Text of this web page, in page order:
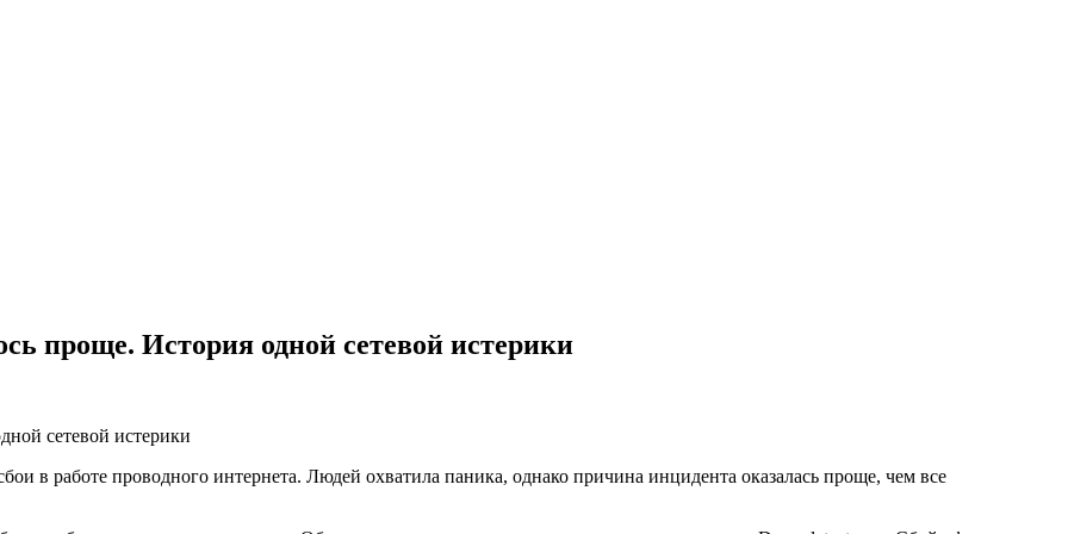
проще. История одной сетевой истерики
в работе проводного интернета. Людей охватила паника, однако причина инцидента оказалась проще, чем все